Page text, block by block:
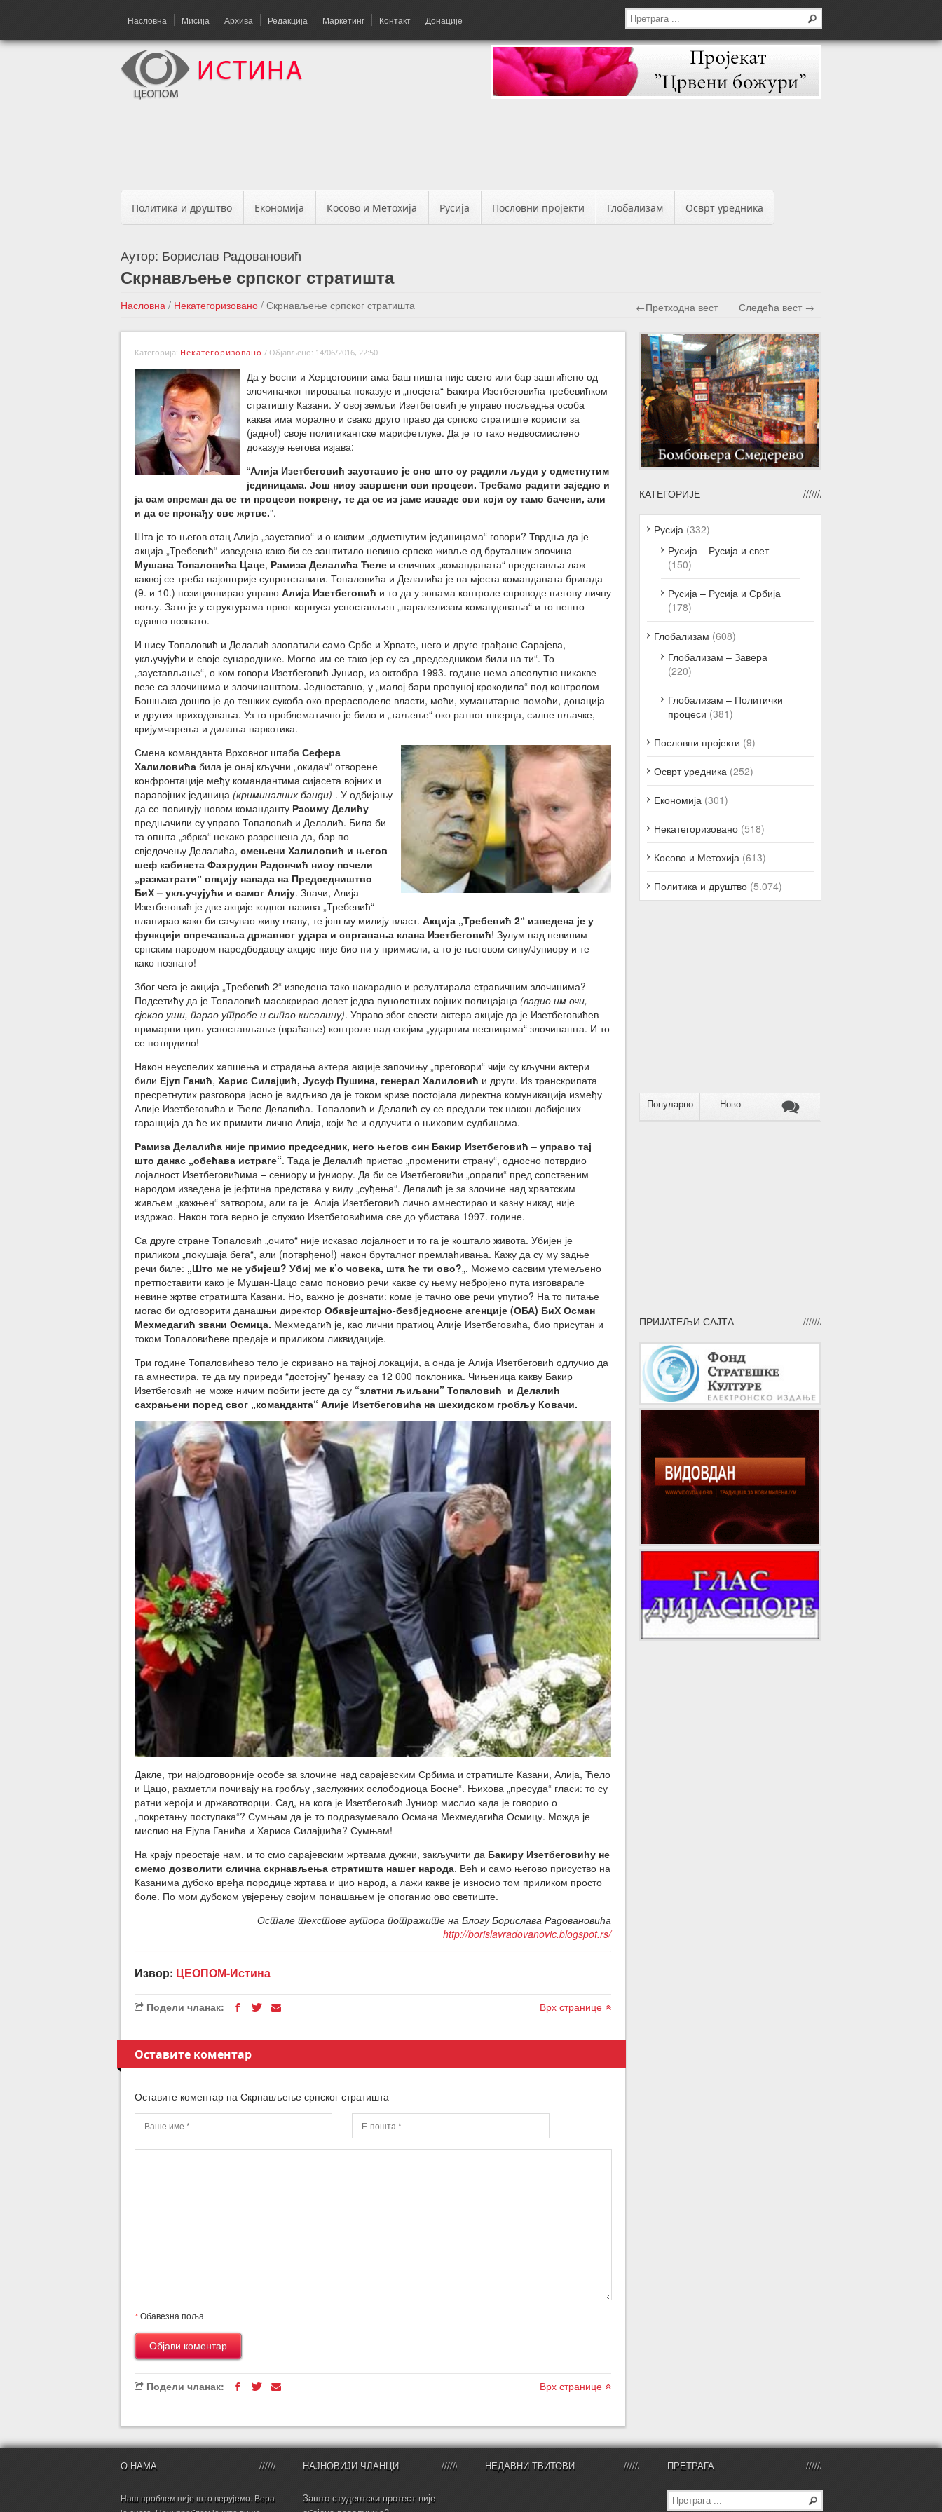
Насловна Мисија Архива Редакција Маркетинг Контакт Донације
Политика и друштво Економија Косово и Метохија Русија Пословни пројекти Глобализам Осврт уредника
Аутор: Борислав Радовановић
Скрнављење српског стратишта
Насловна / Некатегоризовано / Скрнављење српског стратишта ←Претходна вест Следећа вест →
Категорија: Некатегоризовано / Објављено: 14/06/2016, 22:50
Да у Босни и Херцеговини ама баш ништа није свето или бар заштићено од
злочиначког пировања показује и „посјета“ Бакира Изетбеговића требевићком
стратишту Казани. У овој земљи Изетбеговић је управо посљедња особа
каква има морално и свако друго право да српско стратиште користи за
(јадно!) своје политикантске марифетлуке. Да је то тако недвосмислено
доказује његова изјава:
“Алија Изетбеговић зауставио је оно што су радили људи у одметнутим
јединицама. Још нису завршени сви процеси. Требамо радити заједно и
ја сам спреман да се ти процеси покрену, те да се из јаме изваде сви који су тамо бачени, али
и да се пронађу све жртве.”.
Шта је то његов отац Алија „зауставио“ и о каквим „одметнутим јединицама“ говори? Тврдња да је
акција „Требевић“ изведена како би се заштитило невино српско живље од бруталних злочина
Мушана Топаловића Цаце, Рамиза Делалића Ћеле и сличних „команданата“ представља лаж
каквој се треба најоштрије супротставити. Топаловића и Делалића је на мјеста команданата бригада
(9. и 10.) позиционирао управо Алија Изетбеговић и то да у зонама контроле спроводе његову личну
вољу. Зато је у структурама првог корпуса успостављен „паралелизам командовања“ и то нешто
одавно познато.
И нису Топаловић и Делалић злопатили само Србе и Хрвате, него и друге грађане Сарајева,
укључујући и своје сународнике. Могло им се тако јер су са „председником били на ти“. То
„заустављање“, о ком говори Изетбеговић Јуниор, из октобра 1993. године нема апсолутно никакве
везе са злочинима и злочинаштвом. Једноставно, у „малој бари препуној крокодила“ под контролом
Бошњака дошло је до тешких сукоба око прерасподеле власти, моћи, хуманитарне помоћи, донација
и других приходовања. Уз то проблематично је било и „таљење“ око ратног шверца, силне пљачке,
кријумчарења и дилања наркотика.
Смена команданта Врховног штаба Сефера
Халиловића била је онај кључни „окидач“ отворене
конфронтације међу командантима сијасета војних и
паравојних јединица (криминалних банди) . У одбијању
да се повинују новом команданту Расиму Делићу
предњачили су управо Топаловић и Делалић. Била би
та општа „збрка“ некако разрешена да, бар по
свједочењу Делалића, смењени Халиловић и његов
шеф кабинета Фахрудин Радончић нису почели
„разматрати“ опцију напада на Председништво
БиХ – укључујући и самог Алију. Значи, Алија
Изетбеговић је две акције кодног назива „Требевић“
планирао како би сачувао живу главу, те још му милију власт. Акција „Требевић 2“ изведена је у
функцији спречавања државног удара и свргавања клана Изетбеговић! Зулум над невиним
српским народом наредбодавцу акције није био ни у примисли, а то је његовом сину/Јуниору и те
како познато!
Због чега је акција „Требевић 2“ изведена тако накарадно и резултирала стравичним злочинима?
Подсетићу да је Топаловић масакрирао девет једва пунолетних војних полицајаца (вадио им очи,
сјекао уши, парао утробе и сипао кисалину). Управо због свести актера акције да је Изетбеговићев
примарни циљ успостављање (враћање) контроле над својим „ударним песницама“ злочинашта. И то
се потврдило!
Након неуспелих хапшења и страдања актера акције започињу „преговори“ чији су кључни актери
били Ејуп Ганић, Харис Силајџић, Јусуф Пушина, генерал Халиловић и други. Из транскрипата
пресретнутих разговора јасно је видљиво да је током кризе постојала директна комуникација између
Алије Изетбеговића и Ћеле Делалића. Tопаловић и Делалић су се предали тек након добијених
гаранција да ће их примити лично Алија, који ће и одлучити о њиховим судбинама.
Рамиза Делалића није примио председник, него његов син Бакир Изетбеговић – управо тај
што данас „обећава истраге“. Тада је Делалић пристао „променити страну“, односно потврдио
лојалност Изетбеговићима – сениору и јуниору. Да би се Изетбеговићи „опрали“ пред сопственим
народом изведена је јефтина представа у виду „суђења“. Делалић је за злочине над хрватским
живљем „кажњен“ затвором, али га је Алија Изетбеговић лично амнестирао и казну никад није
издржао. Након тога верно је служио Изетбеговићима све до убистава 1997. године.
Са друге стране Топаловић „очито“ није исказао лојалност и то га је коштало живота. Убијен је
приликом „покушаја бега“, али (потврђено!) након бруталног премлаћивања. Кажу да су му задње
речи биле: „Што ме не убијеш? Убиј ме к’о човека, шта ће ти ово?„. Можемо сасвим утемељено
претпоставити како је Мушан-Цацо само поновио речи какве су њему небројено пута изговарале
невине жртве стратишта Казани. Но, важно је дознати: коме је тачно ове речи упутио? На то питање
могао би одговорити данашњи директор Обавјештајно-безбједносне агенције (ОБА) БиХ Осман
Мехмедагић звани Осмица. Мехмедагић је, као лични пратиоц Алије Изетбеговића, био присутан и
током Топаловићеве предаје и приликом ликвидације.
Три године Топаловићево тело је скривано на тајној локацији, а онда је Алија Изетбеговић одлучио да
га амнестира, те да му приреди “достојну” ђеназу са 12 000 поклоника. Чињеница какву Бакир
Изетбеговић не може ничим побити јесте да су “златни љиљани” Топаловић и Делалић
сахрањени поред свог „команданта“ Алије Изетбеговића на шехидском гробљу Ковачи.
Дакле, три најодговорније особе за злочине над сарајевским Србима и стратиште Казани, Алија, Ћело
и Цацо, рахметли почивају на гробљу „заслужних ослободиоца Босне“. Њихова „пресуда“ гласи: то су
ратни хероји и државотворци. Сад, на кога је Изетбеговић Јуниор мислио када је говорио о
„покретању поступака“? Сумњам да је то подразумевало Османа Мехмедагића Осмицу. Можда је
мислио на Ејупа Ганића и Хариса Силајџића? Сумњам!
На крају преостаје нам, и то смо сарајевским жртвама дужни, закључити да Бакиру Изетбеговићу не
смемо дозволити слична скрнављења стратишта нашег народа. Већ и само његово присуство на
Казанима дубоко вређа породице жртава и цио народ, а лажи какве је износио том приликом просто
боле. По мом дубоком увјерењу својим понашањем је опоганио ово светиште.
Остале текстове аутора потражите на Блогу Борислава Радовановића
http://borislavradovanovic.blogspot.rs/
Извор: ЦЕОПОМ-Истина
Подели чланак: Врх странице
Оставите коментар
Оставите коментар на Скрнављење српског стратишта
*Обавезна поља
Подели чланак: Врх странице
КАТЕГОРИЈЕ
Русија (332)
Русија – Русија и свет
(150)
Русија – Русија и Србија
(178)
Глобализам (608)
Глобализам – Завера
(220)
Глобализам – Политички
процеси (381)
Пословни пројекти (9)
Осврт уредника (252)
Економија (301)
Некатегоризовано (518)
Косово и Метохија (613)
Политика и друштво (5.074)
Популарно Ново
ПРИЈАТЕЉИ САЈТА
О НАМА
Наш проблем није што верујемо. Вера
НАЈНОВИЈИ ЧЛАНЦИ
Зашто студентски протест није
НЕДАВНИ ТВИТОВИ ПРЕТРАГА